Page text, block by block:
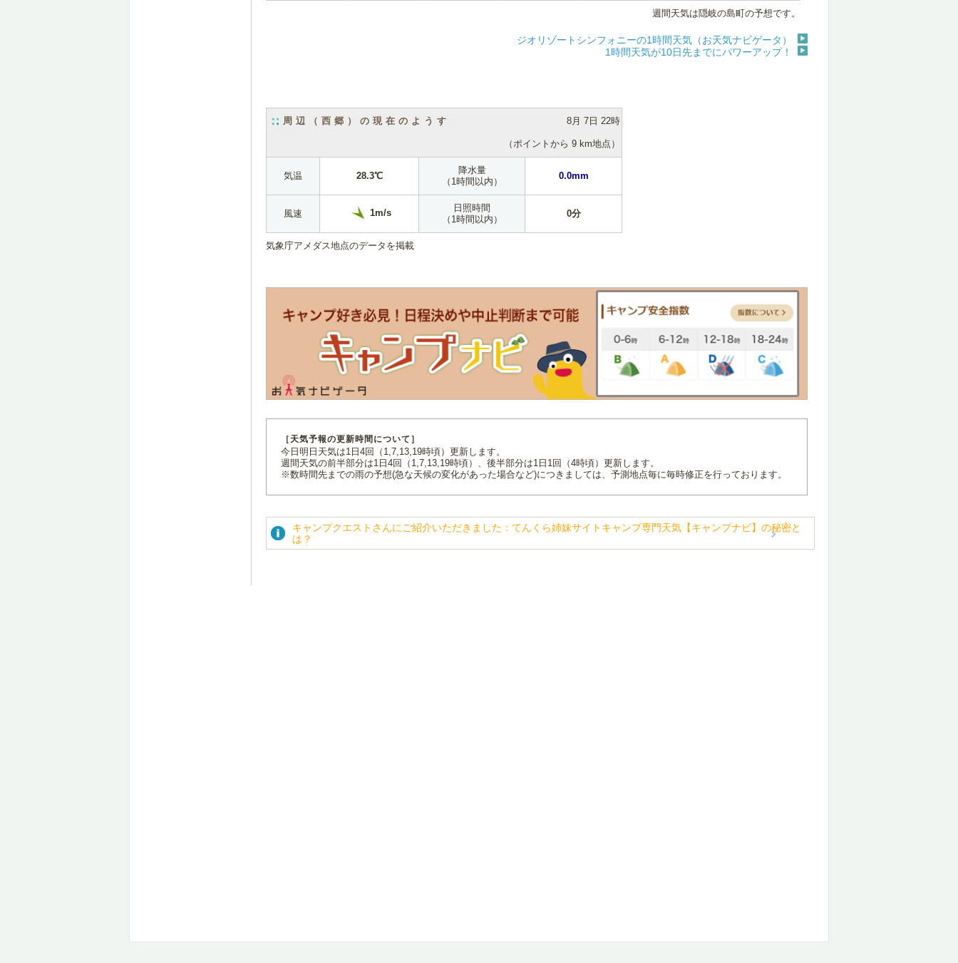
週間天気は隠岐の島町の予想です。
ジオリゾートシンフォニーの1時間天気（お天気ナビゲータ）
1時間天気が10日先までにパワーアップ！
周辺（西郷）の現在のようす 8月 7日 22時
（ポイントから 9 km地点）
気温 28.3℃
降水量
（1時間以内）
0.0mm
風速 1m/s
日照時間
（1時間以内）
0分
気象庁アメダス地点のデータを掲載
［天気予報の更新時間について］
今日明日天気は1日4回（1,7,13,19時頃）更新します。
週間天気の前半部分は1日4回（1,7,13,19時頃）、後半部分は1日1回（4時頃）更新します。
※数時間先までの雨の予想(急な天候の変化があった場合など)につきましては、予測地点毎に毎時修正を行っております。
キャンプクエストさんにご紹介いただきました：てんくら姉妹サイトキャンプ専門天気【キャンプナビ】の秘密と
は？